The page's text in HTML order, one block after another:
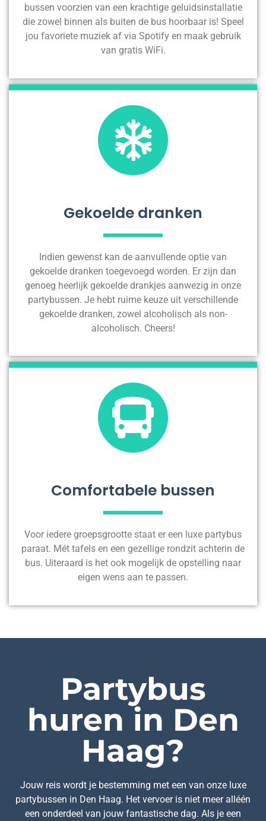
bussen voorzien van een krachtige geluidsinstallatie
die zowel binnen als buiten de bus hoorbaar is! Speel
jou favoriete muziek af via Spotify en maak gebruik
van gratis WiFi.
Gekoelde dranken
Indien gewenst kan de aanvullende optie van
gekoelde dranken toegevoegd worden. Er zijn dan
genoeg heerlijk gekoelde drankjes aanwezig in onze
partybussen. Je hebt ruime keuze uit verschillende
gekoelde dranken, zowel alcoholisch als non-
alcoholisch. Cheers!
Comfortabele bussen
Voor iedere groepsgrootte staat er een luxe partybus
paraat. Mét tafels en een gezellige rondzit achterin de
bus. Uiteraard is het ook mogelijk de opstelling naar
eigen wens aan te passen.
Partybus
huren in Den
Haag?
Jouw reis wordt je bestemming met een van onze luxe
partybussen in Den Haag. Het vervoer is niet meer alléén
een onderdeel van jouw fantastische dag. Als je een